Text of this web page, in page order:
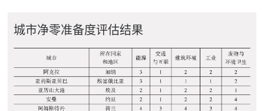
城市净零准备度评估结果